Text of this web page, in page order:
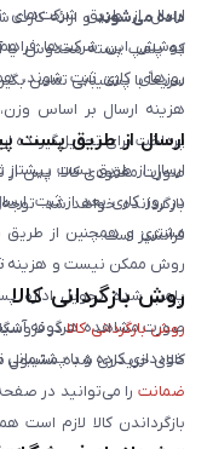
داده می‌شوندو ارائه کارت
که پلمپ بسته مخدوش یا
سریعاً با پشتیبانی تماس
ارسال از طریق
روزهای کاری ثبت شوند،
هزینه ارسال بر اساس
پرداخت برای تحویل‌گیرنده
صورت مفقودی کالا، پس از
فرانشیز است.
ارسال از طریق پست
ارسال از طریق پست پیشتاز
در روز کاری بعد از ثبت،
مشتری و همچنین از طریق
پلمپ شده تحویل اداره
صورت مشاهده هرگونه
خودداری کرده و با
روش بازگردانی کالا
روش بازگردانی کالادر
کالای خریداری شده مشمول
ضمانت را می‌توانید در
بازگرداندن کالا لازم